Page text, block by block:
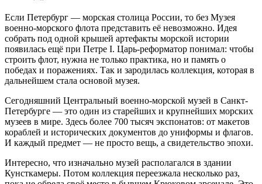
Если Петербург — морская столица России, то без Музея
военно-морского флота представить её невозможно. Идея
собрать под одной крышей артефакты морской истории
появилась ещё при Петре I. Царь-реформатор понимал: чтобы
строить флот, нужна не только практика, но и память о
победах и поражениях. Так и зародилась коллекция, которая в
дальнейшем стала основой музея.
Сегодняшний Центральный военно-морской музей в Санкт-
Петербурге — это один из старейших и крупнейших морских
музеев в мире. Здесь более 700 тысяч экспонатов: от макетов
кораблей и исторических документов до униформы и флагов.
И каждый предмет — не просто вещь, а свидетельство эпохи.
Интересно, что изначально музей располагался в здании
Кунсткамеры. Потом коллекция переезжала несколько раз,